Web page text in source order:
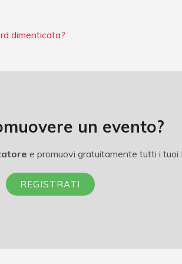
dimenticata?
un evento?
e promuovi gratuitamente tutti i tuoi
REGISTRATI